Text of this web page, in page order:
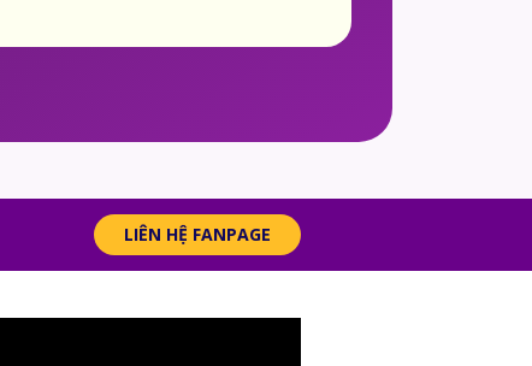
LIÊN HỆ FANPAGE